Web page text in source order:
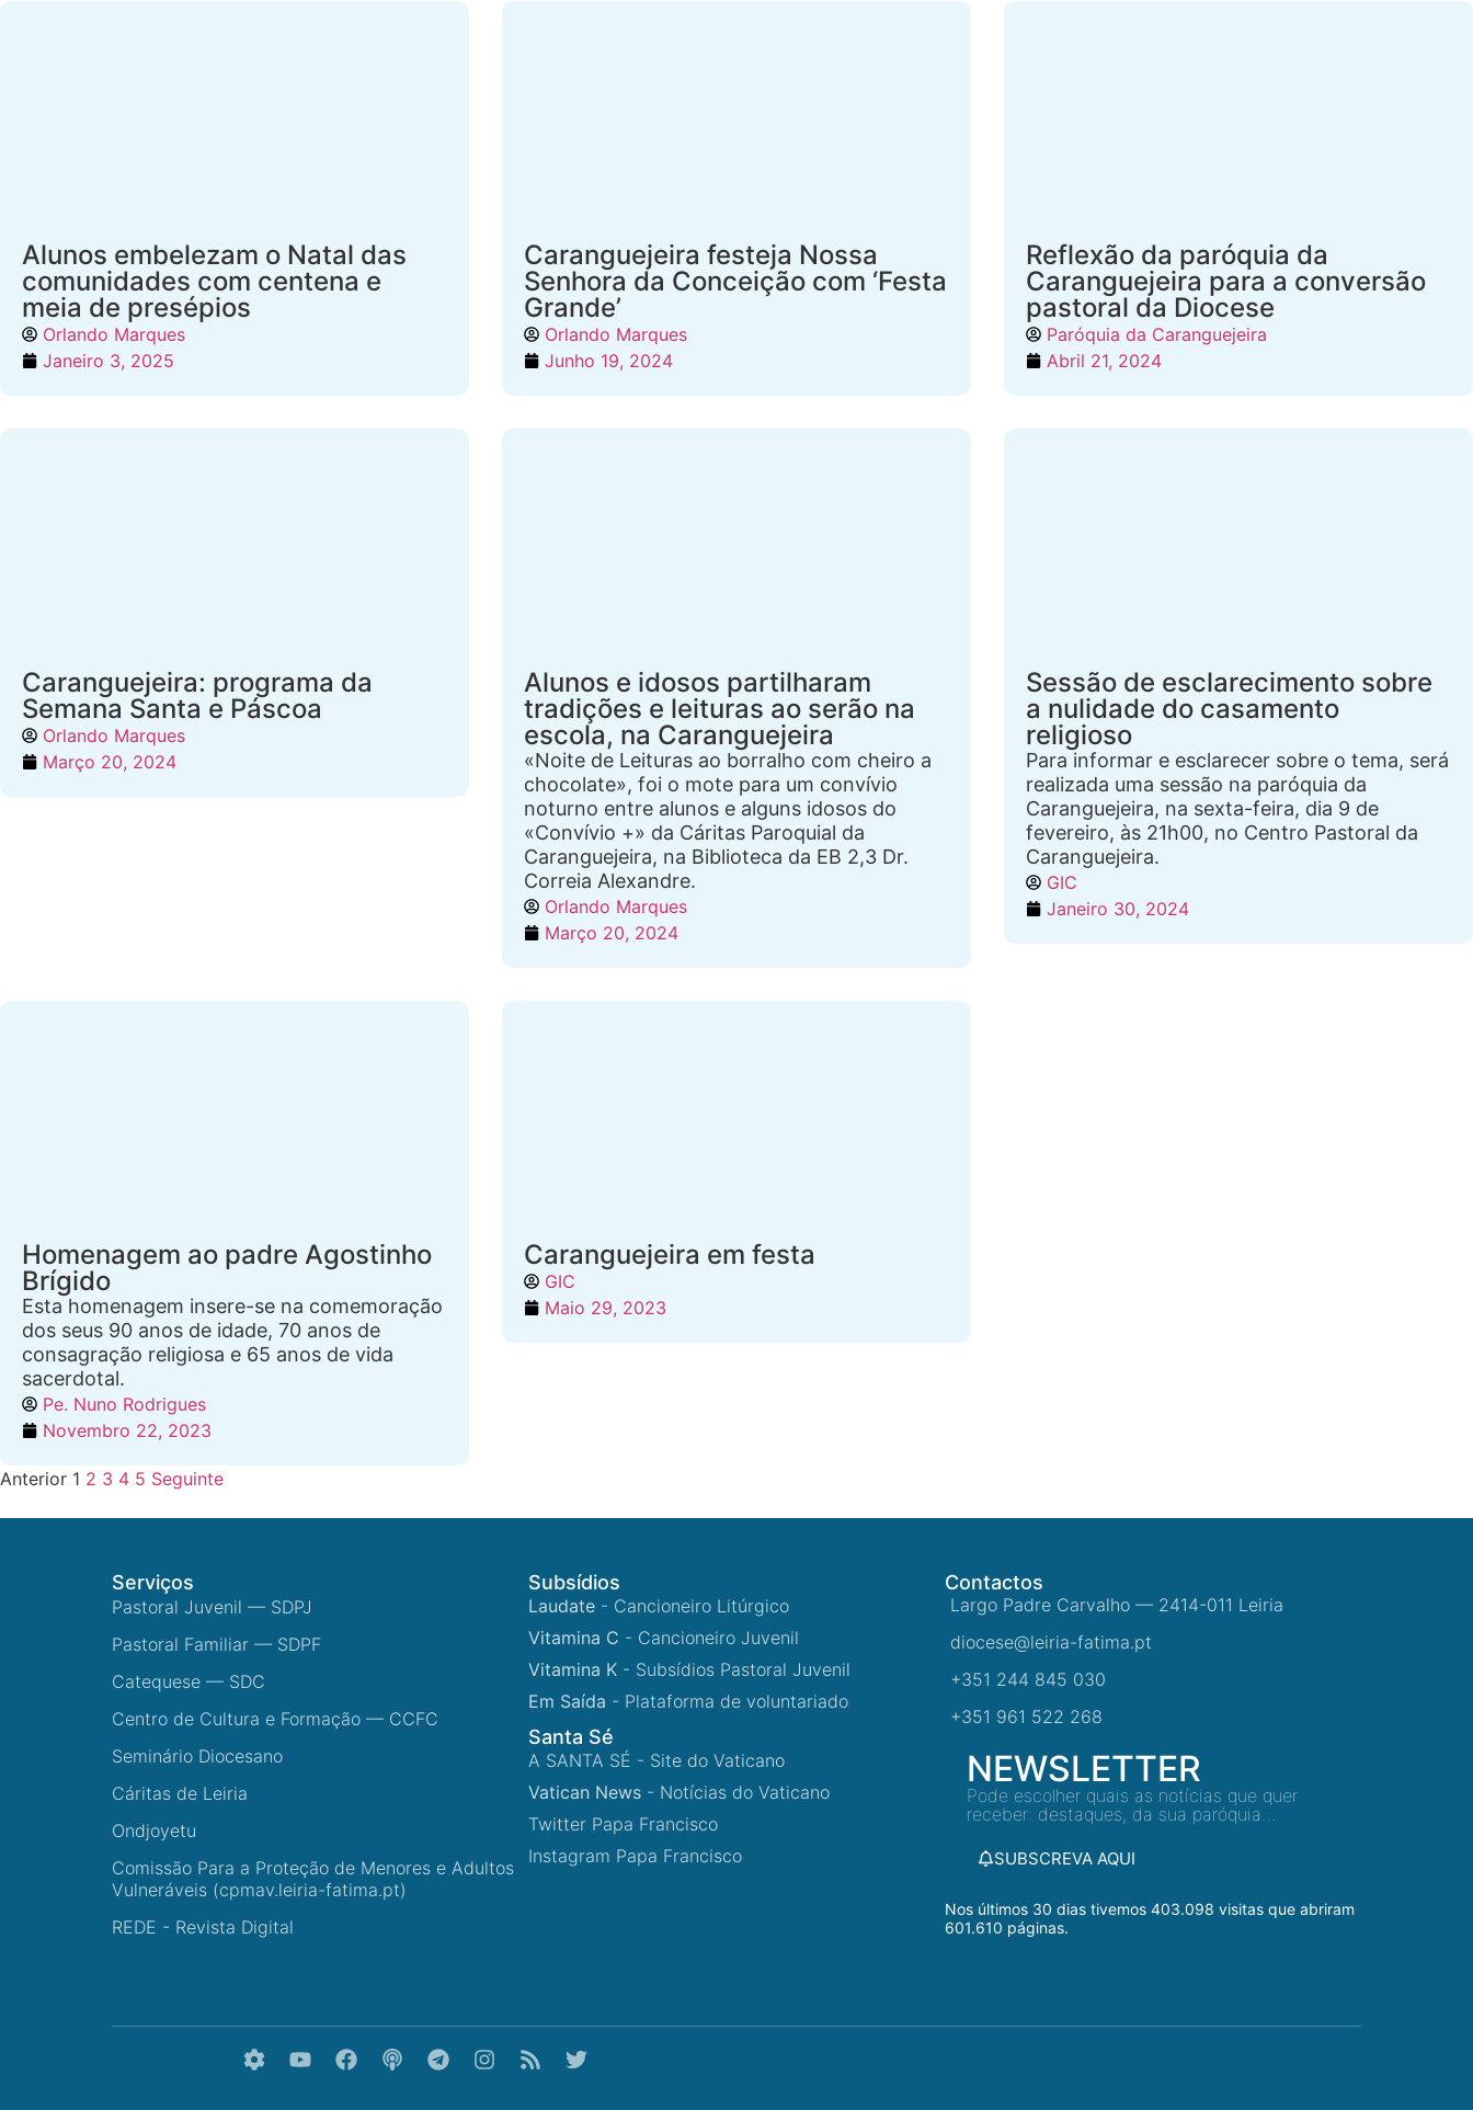
Alunos embelezam o Natal das
comunidades com centena e
meia de presépios
Orlando Marques
Janeiro 3, 2025
Caranguejeira festeja Nossa
Senhora da Conceição com ‘Festa
Grande’
Orlando Marques
Junho 19, 2024
Reflexão da paróquia da
Caranguejeira para a conversão
pastoral da Diocese
Paróquia da Caranguejeira
Abril 21, 2024
Caranguejeira: programa da
Semana Santa e Páscoa
Orlando Marques
Março 20, 2024
Alunos e idosos partilharam
tradições e leituras ao serão na
escola, na Caranguejeira
«Noite de Leituras ao borralho com cheiro a
chocolate», foi o mote para um convívio
noturno entre alunos e alguns idosos do
«Convívio +» da Cáritas Paroquial da
Caranguejeira, na Biblioteca da EB 2,3 Dr.
Correia Alexandre.
Orlando Marques
Março 20, 2024
Sessão de esclarecimento sobre
a nulidade do casamento
religioso
Para informar e esclarecer sobre o tema, será
realizada uma sessão na paróquia da
Caranguejeira, na sexta-feira, dia 9 de
fevereiro, às 21h00, no Centro Pastoral da
Caranguejeira.
GIC
Janeiro 30, 2024
Homenagem ao padre Agostinho
Brígido
Esta homenagem insere-se na comemoração
dos seus 90 anos de idade, 70 anos de
consagração religiosa e 65 anos de vida
sacerdotal.
Pe. Nuno Rodrigues
Novembro 22, 2023
Caranguejeira em festa
GIC
Maio 29, 2023
Anterior 1 2 3 4 5 Seguinte
Serviços
Pastoral Juvenil — SDPJ
Pastoral Familiar — SDPF
Catequese — SDC
Centro de Cultura e Formação — CCFC
Seminário Diocesano
Cáritas de Leiria
Ondjoyetu
Comissão Para a Proteção de Menores e Adultos
Vulneráveis (cpmav.leiria-fatima.pt)
REDE - Revista Digital
Subsídios
Laudate - Cancioneiro Litúrgico
Vitamina C - Cancioneiro Juvenil
Vitamina K - Subsídios Pastoral Juvenil
Em Saída - Plataforma de voluntariado
Santa Sé
A SANTA SÉ - Site do Vaticano
Vatican News - Notícias do Vaticano
Twitter Papa Francisco
Instagram Papa Francisco
Contactos
Largo Padre Carvalho — 2414-011 Leiria
diocese@leiria-fatima.pt
+351 244 845 030
+351 961 522 268
NEWSLETTER
Pode escolher quais as notícias que quer
receber: destaques, da sua paróquia…
SUBSCREVA AQUI
Nos últimos 30 dias tivemos 403.098 visitas que abriram
601.610 páginas.